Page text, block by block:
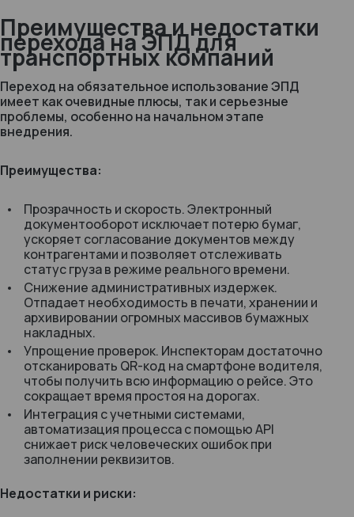
Преимущества и недостатки
перехода на ЭПД для
транспортных компаний
Переход на обязательное использование ЭПД
имеет как очевидные плюсы, так и серьезные
проблемы, особенно на начальном этапе
внедрения.
Преимущества:
Прозрачность и скорость. Электронный
документооборот исключает потерю бумаг,
ускоряет согласование документов между
контрагентами и позволяет отслеживать
статус груза в режиме реального времени.
Снижение административных издержек.
Отпадает необходимость в печати, хранении и
архивировании огромных массивов бумажных
накладных.
Упрощение проверок. Инспекторам достаточно
отсканировать QR-код на смартфоне водителя,
чтобы получить всю информацию о рейсе. Это
сокращает время простоя на дорогах.
Интеграция с учетными системами,
автоматизация процесса с помощью API
снижает риск человеческих ошибок при
заполнении реквизитов.
Недостатки и риски: